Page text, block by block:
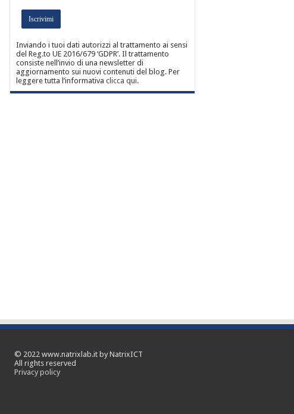
Inviando i tuoi dati autorizzi al trattamento ai sensi
del Reg.to UE 2016/679 ‘GDPR’. Il trattamento
consiste nell’invio di una newsletter di
aggiornamento sui nuovi contenuti del blog. Per
leggere tutta l’informativa clicca qui.
© 2022 www.natrixlab.it by NatrixICT
All rights reserved
Privacy policy